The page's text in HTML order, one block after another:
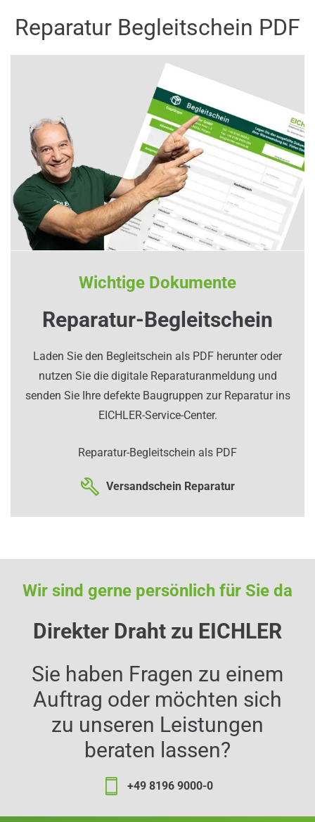
Reparatur Begleitschein PDF
Wichtige Dokumente
Reparatur-Begleitschein
Laden Sie den Begleitschein als PDF herunter oder
nutzen Sie die digitale Reparaturanmeldung und
senden Sie Ihre defekte Baugruppen zur Reparatur ins
EICHLER-Service-Center.
Reparatur-Begleitschein als PDF
Versandschein Reparatur
Wir sind gerne persönlich für Sie da
Direkter Draht zu EICHLER
Sie haben Fragen zu einem
Auftrag oder möchten sich
zu unseren Leistungen
beraten lassen?
+49 8196 9000-0